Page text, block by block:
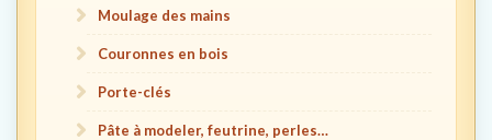
Moulage des mains
Couronnes en bois
Porte-clés
Pâte à modeler, feutrine, perles…